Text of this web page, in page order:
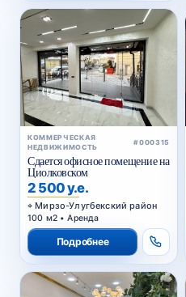
КОММЕРЧЕСКАЯ
НЕДВИЖИМОСТЬ
#000315
Сдается офисное помещение на
Циолковском
2 500 у.е.
Мирзо-Улугбекский район
100 м2 • Аренда
Подробнее